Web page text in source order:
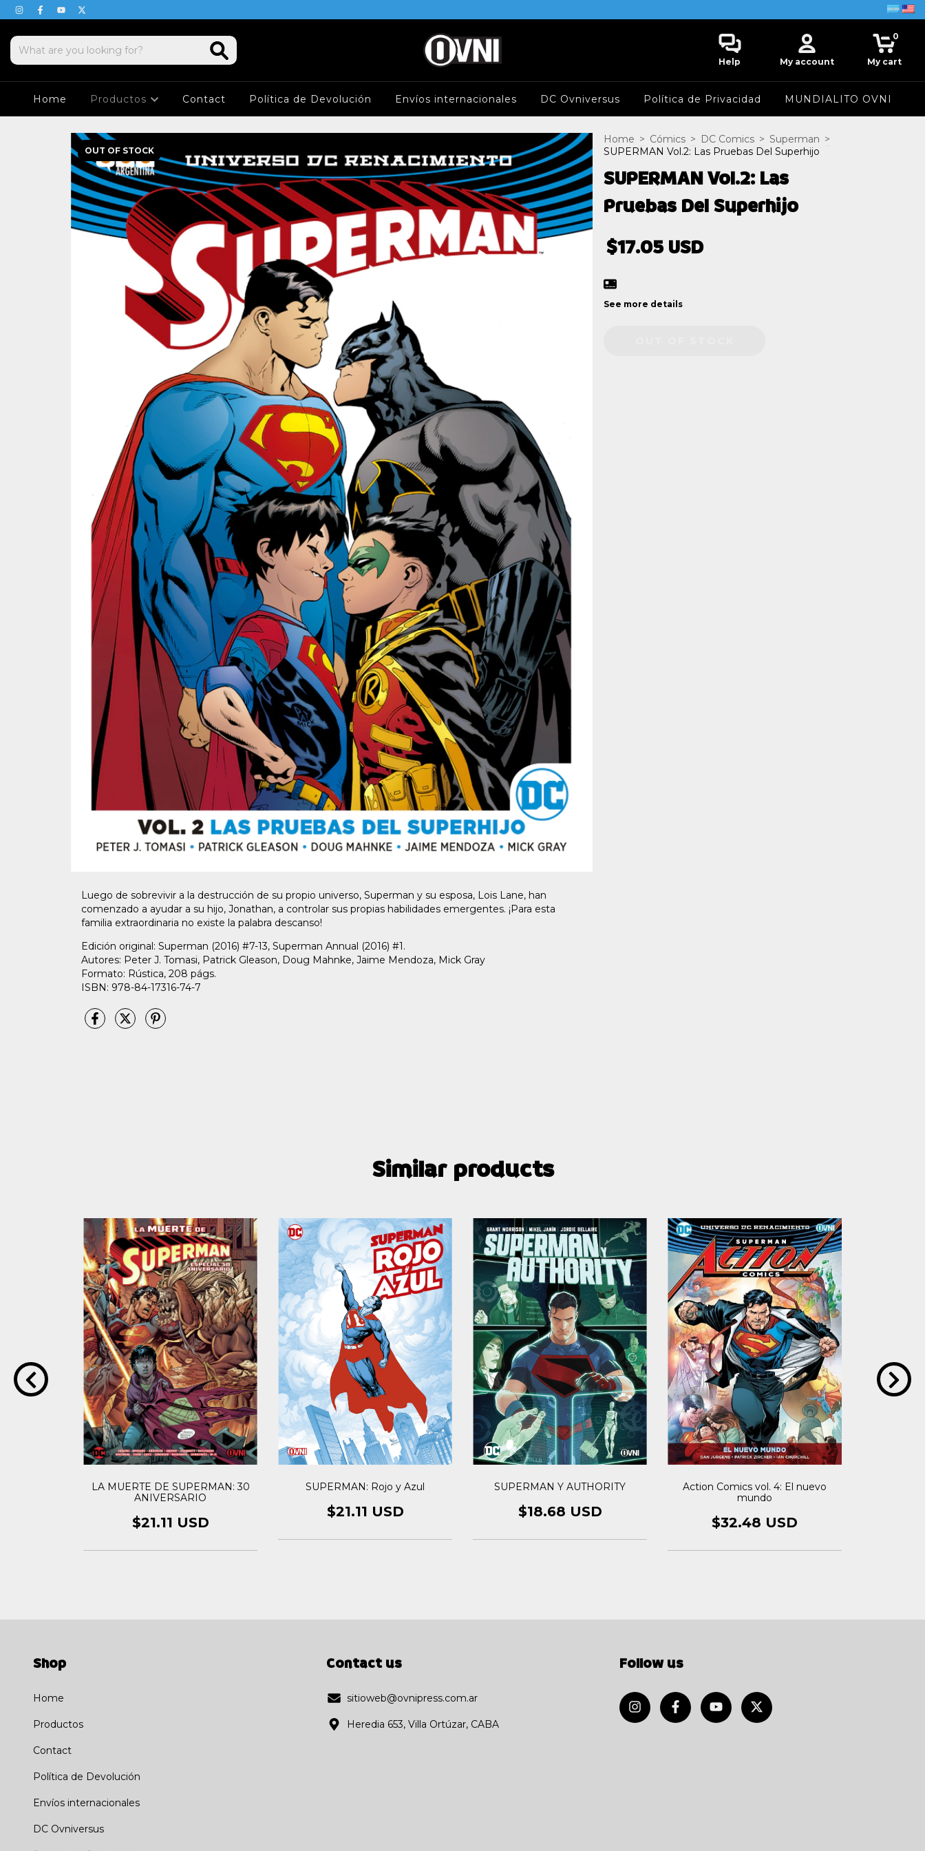
Help My account My cart
0
Home Productos Contact Política de Devolución Envíos internacionales DC Ovniversus Política de Privacidad MUNDIALITO OVNI
OUT OF STOCK
Luego de sobrevivir a la destrucción de su propio universo, Superman y su esposa, Lois Lane, han
comenzado a ayudar a su hijo, Jonathan, a controlar sus propias habilidades emergentes. ¡Para esta
familia extraordinaria no existe la palabra descanso!
Edición original: Superman (2016) #7-13, Superman Annual (2016) #1.
Autores: Peter J. Tomasi, Patrick Gleason, Doug Mahnke, Jaime Mendoza, Mick Gray
Formato: Rústica, 208 págs.
ISBN: 978-84-17316-74-7
Home > Cómics > DC Comics > Superman >
SUPERMAN Vol.2: Las Pruebas Del Superhijo
SUPERMAN Vol.2: Las
Pruebas Del Superhijo
$17.05 USD
See more details
Similar products
LA MUERTE DE SUPERMAN: 30
ANIVERSARIO
$21.11 USD
SUPERMAN: Rojo y Azul
$21.11 USD
SUPERMAN Y AUTHORITY
$18.68 USD
Action Comics vol. 4: El nuevo
mundo
$32.48 USD
Shop
Home
Productos
Contact
Política de Devolución
Envíos internacionales
DC Ovniversus
Contact us
sitioweb@ovnipress.com.ar
Heredia 653, Villa Ortúzar, CABA
Follow us